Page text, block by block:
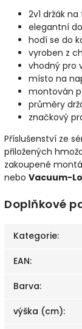
2v1 držák
elegantní
hodí se do
vyroben z
vhodný pro
místo na
montován
průměry
značkový
Příslušenství ze
přiložených
zakoupené
nebo Vacuum-
Doplňkové
Kategorie:
EAN:
Barva:
výška (cm):